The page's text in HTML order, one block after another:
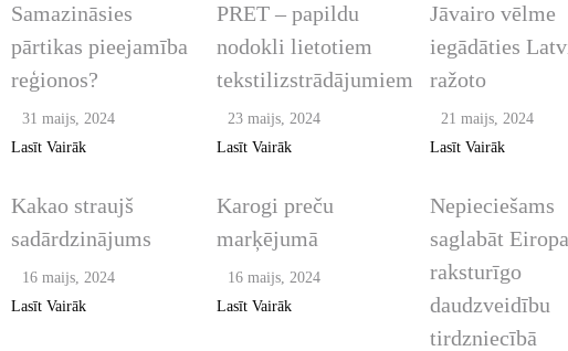
Samazināsies
pārtikas pieejamība
reģionos?
31 maijs, 2024
Lasīt Vairāk
PRET – papildu
nodokli lietotiem
tekstilizstrādājumiem
23 maijs, 2024
Lasīt Vairāk
Jāvairo vēlme
iegādāties
ražoto
21 maijs, 2024
Lasīt Vairāk
FEBRUĀRIS / MARTS
Kakao straujš
sadārdzinājums
16 maijs, 2024
Lasīt Vairāk
FEBRUĀRIS / MARTS
Karogi preču
marķējumā
16 maijs, 2024
Lasīt Vairāk
FEBRUĀRIS /
Nepieciešams
saglabāt
raksturīgo
daudzveidību
tirdzniecībā